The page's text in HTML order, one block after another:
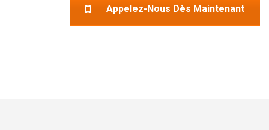
Appelez-Nous Dès Maintenant